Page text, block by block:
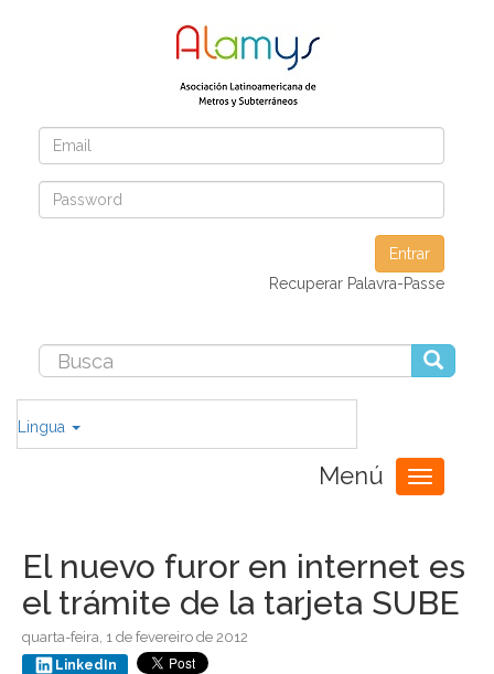
Entrar
Recuperar Palavra-Passe
Lingua
Menú
Toggle
navigation
El nuevo furor en internet es
el trámite de la tarjeta SUBE
quarta-feira, 1 de fevereiro de 2012
LinkedIn